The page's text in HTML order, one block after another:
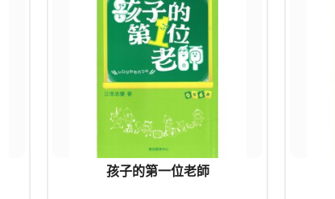
孩子的第一位老師